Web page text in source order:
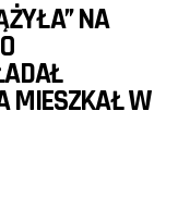
NA
MIESZKAŁ W